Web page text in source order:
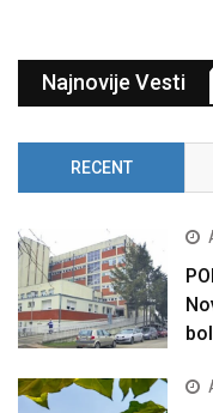
Najnovije Vesti
RECENT